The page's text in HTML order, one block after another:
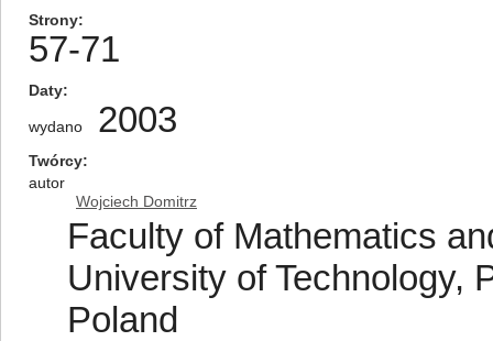
Strony
57-71
Daty
wydano 2003
Twórcy
autor
Wojciech Domitrz
Faculty of Mathematics
University of Technology,
Poland